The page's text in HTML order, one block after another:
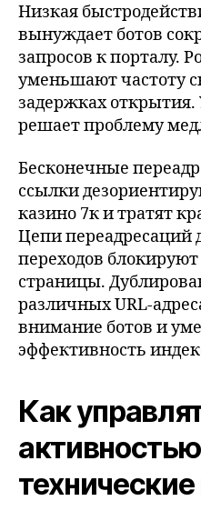
Низкая
вынуждает ботов
запросов к порталу.
уменьшают частоту
задержках
решает проблему
Бесконечные
ссылки
казино 7к и тратят
Цепи переадресаций
переходов
страницы.
различных URL-
внимание ботов и
эффективность
Как